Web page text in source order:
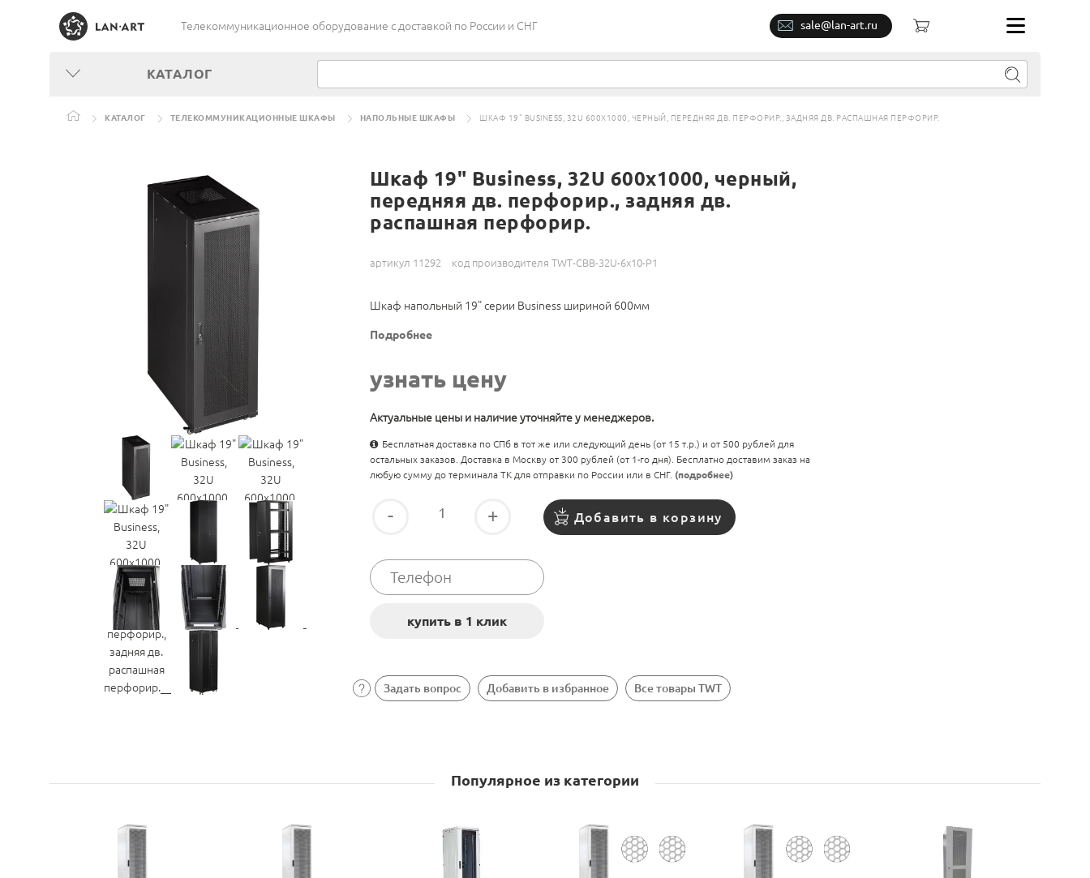
Телекоммуникационное оборудование c доставкой по России и СНГ sale@lan-art.ru
КАТАЛОГ
КАТАЛОГ ТЕЛЕКОММУНИКАЦИОННЫЕ ШКАФЫ НАПОЛЬНЫЕ ШКАФЫ ШКАФ 19" BUSINESS, 32U 600X1000, ЧЕРНЫЙ, ПЕРЕДНЯЯ ДВ. ПЕРФОРИР., ЗАДНЯЯ ДВ. РАСПАШНАЯ ПЕРФОРИР.
Шкаф 19" Business, 32U 600x1000, черный,
передняя дв. перфорир., задняя дв.
распашная перфорир.
артикул 11292 код производителя TWT-CBB-32U-6x10-P1
Шкаф напольный 19" серии Business шириной 600мм
Подробнее
узнать цену
Актуальные цены и наличие уточняйте у менеджеров.
Бесплатная доставка по СПб в тот же или следующий день (от 15 т.р.) и от 500 рублей для
остальных заказов. Доставка в Москву от 300 рублей (от 1-го дня). Бесплатно доставим заказ на
любую сумму до терминала ТК для отправки по России или в СНГ. (подробнее)
- + Добавить в корзину
Задать вопрос Добавить в избранное Все товары TWT
Популярное из категории